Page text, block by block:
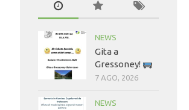
NEWS
Gita a
Gressoney!
7 AGO, 2026
NEWS